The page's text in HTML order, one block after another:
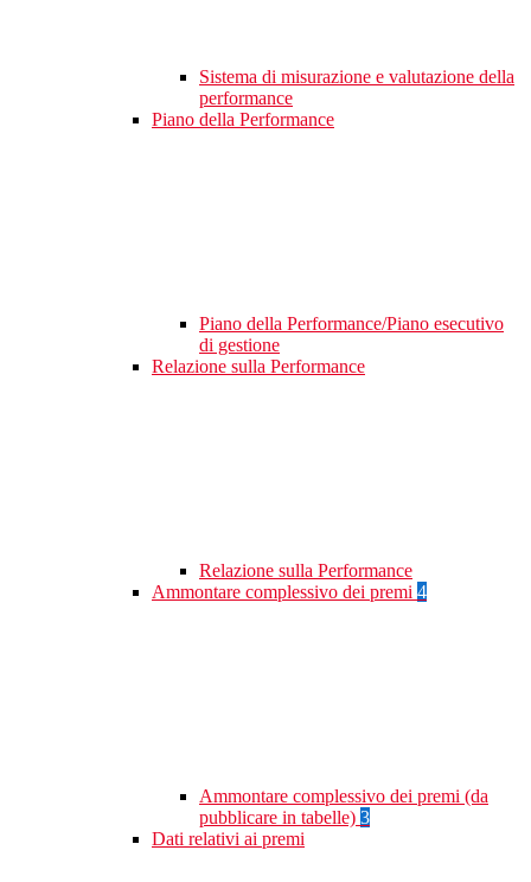
Sistema di misurazione e valutazione della
performance
Piano della Performance
Piano della Performance/Piano esecutivo
di gestione
Relazione sulla Performance
Relazione sulla Performance
Ammontare complessivo dei premi 4
Ammontare complessivo dei premi (da
pubblicare in tabelle) 3
Dati relativi ai premi